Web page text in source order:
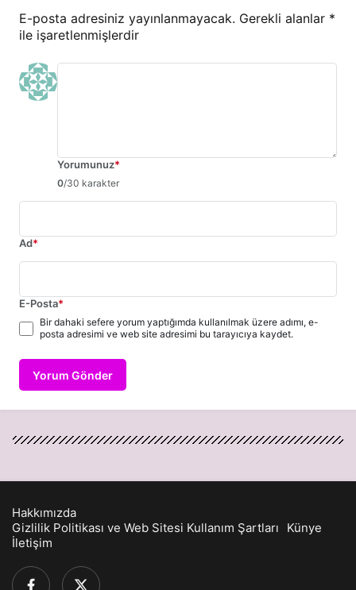
E-posta adresiniz yayınlanmayacak. Gerekli alanlar *
ile işaretlenmişlerdir
Yorumunuz*
0/30 karakter
Ad*
E-Posta*
Bir dahaki sefere yorum yaptığımda kullanılmak üzere adımı, e-
posta adresimi ve web site adresimi bu tarayıcıya kaydet.
Yorum Gönder
Hakkımızda
Gizlilik Politikası ve Web Sitesi Kullanım Şartları
Künye
İletişim